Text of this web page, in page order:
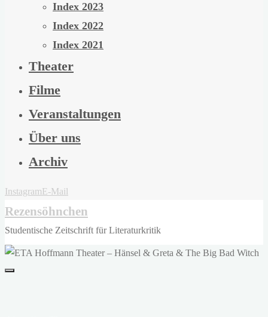
Index 2023
Index 2022
Index 2021
Theater
Filme
Veranstaltungen
Über uns
Archiv
InstagramE-Mail
Rezensöhnchen
Studentische Zeitschrift für Literaturkritik